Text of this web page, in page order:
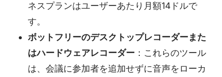
ネスプランはユーザーあたり月額14ドルで
す。
ボットフリーのデスクトップレコーダーまた
はハードウェアレコーダー ：これらのツール
は、会議に参加者を追加せずに音声をローカ